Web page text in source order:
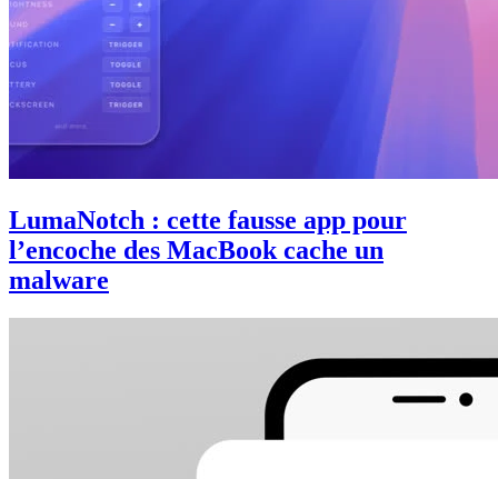
LumaNotch : cette fausse app pour
l’encoche des MacBook cache un
malware